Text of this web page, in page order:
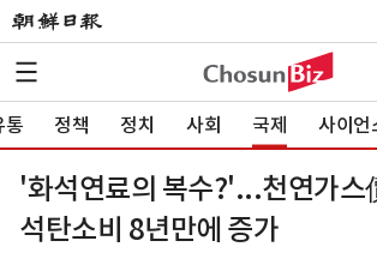
통 정책 정치 사회 국제 사이언
'화석연료의 복수?'...천연가스
석탄소비 8년만에 증가